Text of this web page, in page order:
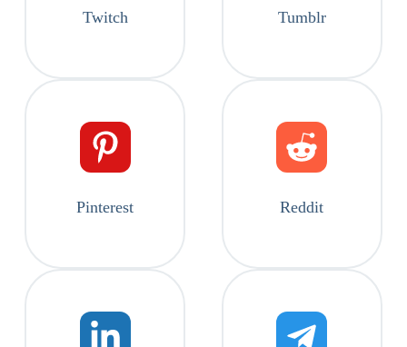
Twitch Tumblr
Pinterest Reddit